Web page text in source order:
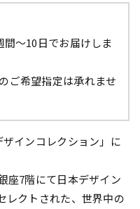
間～10日でお届けしま
ご希望指定は承れませ
インコレクション」に
座7階にて日本デザイン
レクトされた、世界中の